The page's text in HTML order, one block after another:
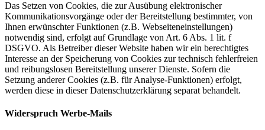
Das Setzen von Cookies, die zur Ausübung elektronischer
Kommunikationsvorgänge oder der Bereitstellung bestimmter, von
Ihnen erwünschter Funktionen (z.B. Webseiteneinstellungen)
notwendig sind, erfolgt auf Grundlage von Art. 6 Abs. 1 lit. f
DSGVO. Als Betreiber dieser Website haben wir ein berechtigtes
Interesse an der Speicherung von Cookies zur technisch fehlerfreien
und reibungslosen Bereitstellung unserer Dienste. Sofern die
Setzung anderer Cookies (z.B. für Analyse-Funktionen) erfolgt,
werden diese in dieser Datenschutzerklärung separat behandelt.
Widerspruch Werbe-Mails